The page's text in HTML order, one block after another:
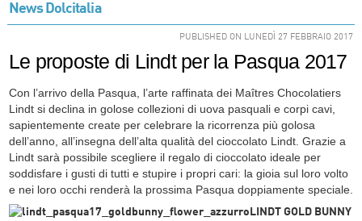
News Dolcitalia
PUBLISHED ON LUNEDÌ 27 FEBBRAIO 2017
Le proposte di Lindt per la Pasqua 2017
Con l’arrivo della Pasqua, l’arte raffinata dei Maîtres Chocolatiers
Lindt si declina in golose collezioni di uova pasquali e corpi cavi,
sapientemente create per celebrare la ricorrenza più golosa
dell’anno, all’insegna dell’alta qualità del cioccolato Lindt. Grazie a
Lindt sarà possibile scegliere il regalo di cioccolato ideale per
soddisfare i gusti di tutti e stupire i propri cari: la gioia sul loro volto
e nei loro occhi renderà la prossima Pasqua doppiamente speciale.
LINDT GOLD BUNNY